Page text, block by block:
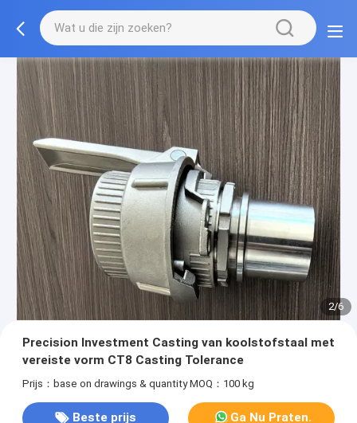
2/6
Precision Investment Casting van koolstofstaal met
vereiste vorm CT8 Casting Tolerance
Prijs：base on drawings & quantity MOQ：100 kg
Beste prijs Ga Nu Praten.